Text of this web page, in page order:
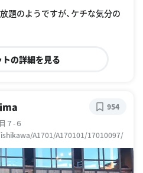
題のようですが、ケチな気分の
トの詳細を見る
７-６
A1701/A170101/17010097/
954